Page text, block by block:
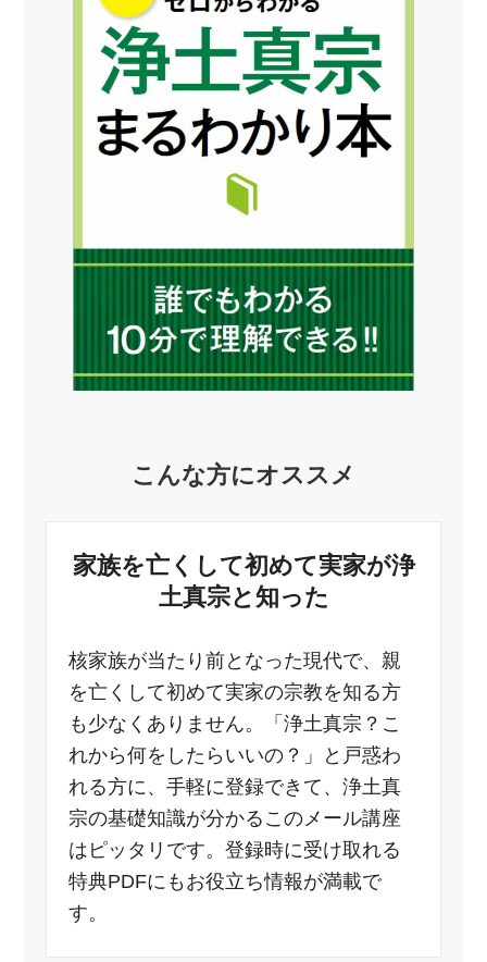
こんな方にオススメ
家族を亡くして初めて実家が浄
土真宗と知った
核家族が当たり前となった現代で、親
を亡くして初めて実家の宗教を知る方
も少なくありません。「浄土真宗？こ
れから何をしたらいいの？」と戸惑わ
れる方に、手軽に登録できて、浄土真
宗の基礎知識が分かるこのメール講座
はピッタリです。登録時に受け取れる
特典PDFにもお役立ち情報が満載で
す。